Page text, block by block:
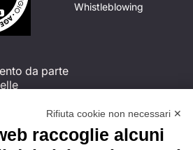
da parte
di Condotta, è
un
Whistleblowing
Rifiuta cookie non necessari ✕
raccoglie alcuni